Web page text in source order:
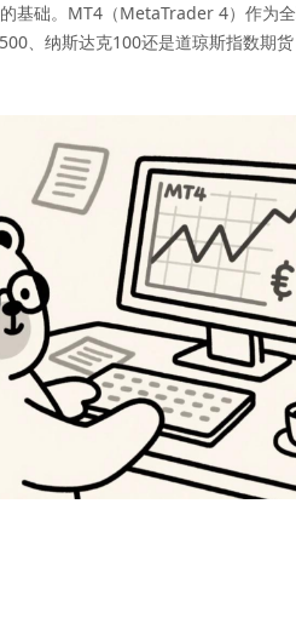
础。MT4（MetaTrader 4）作为
、纳斯达克100还是道琼斯指数期